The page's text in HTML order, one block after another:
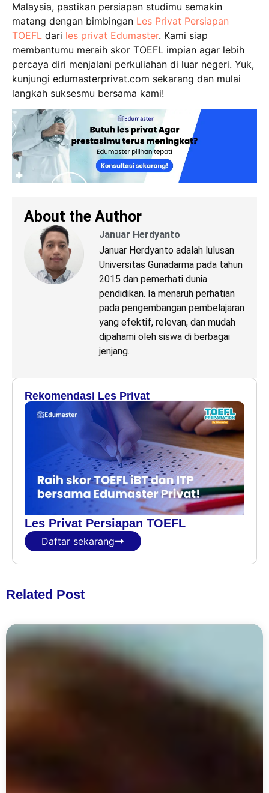
Malaysia, pastikan persiapan studimu semakin
matang dengan bimbingan Les Privat Persiapan
TOEFL dari les privat Edumaster. Kami siap
membantumu meraih skor TOEFL impian agar lebih
percaya diri menjalani perkuliahan di luar negeri. Yuk,
kunjungi edumasterprivat.com sekarang dan mulai
langkah suksesmu bersama kami!
About the Author
Januar Herdyanto
Januar Herdyanto adalah lulusan
Universitas Gunadarma pada tahun
2015 dan pemerhati dunia
pendidikan. Ia menaruh perhatian
pada pengembangan pembelajaran
yang efektif, relevan, dan mudah
dipahami oleh siswa di berbagai
jenjang.
Rekomendasi Les Privat
Les Privat Persiapan TOEFL
Daftar sekarang
Related Post